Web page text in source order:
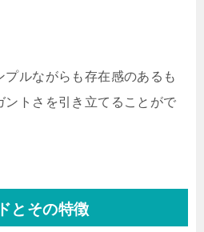
ルながらも存在感のあるも
ントさを引き立てることがで
とその特徴